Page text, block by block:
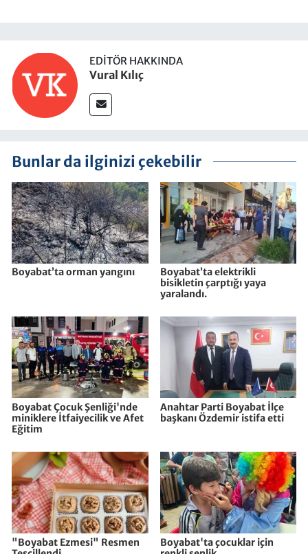
EDITÖR HAKKINDA
Vural Kılıç
Bunlar da ilginizi çekebilir
Boyabat’ta orman yangını
Boyabat’ta elektrikli
bisikletin çarptığı yaya
yaralandı.
Boyabat Çocuk Şenliği'nde
miniklere İtfaiyecilik ve Afet
Eğitim
Anahtar Parti Boyabat İlçe
başkanı Özdemir istifa etti
"Boyabat Ezmesi" Resmen
Boyabat'ta çocuklar için